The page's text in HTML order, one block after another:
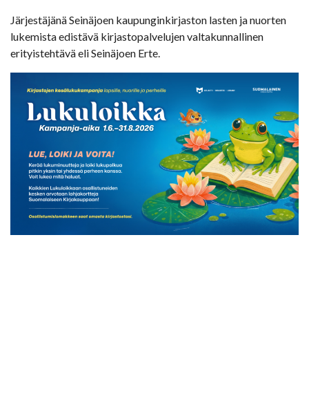
Järjestäjänä Seinäjoen kaupunginkirjaston lasten ja nuorten
lukemista edistävä kirjastopalvelujen valtakunnallinen
erityistehtävä eli Seinäjoen Erte.